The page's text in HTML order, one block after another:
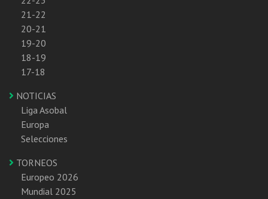
21-22
20-21
19-20
18-19
17-18
NOTICIAS
Liga Asobal
Europa
Selecciones
TORNEOS
Europeo 2026
Mundial 2025